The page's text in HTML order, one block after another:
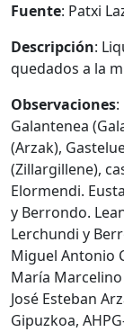
Fuente: Patxi
Descripción:
quedados a la
Observaciones
Galantenea
(Arzak),
(Zillargillene),
Elormendi.
y Berrondo.
Lerchundi y
Miguel Antonio
María Marcelino
José Esteban
Gipuzkoa,